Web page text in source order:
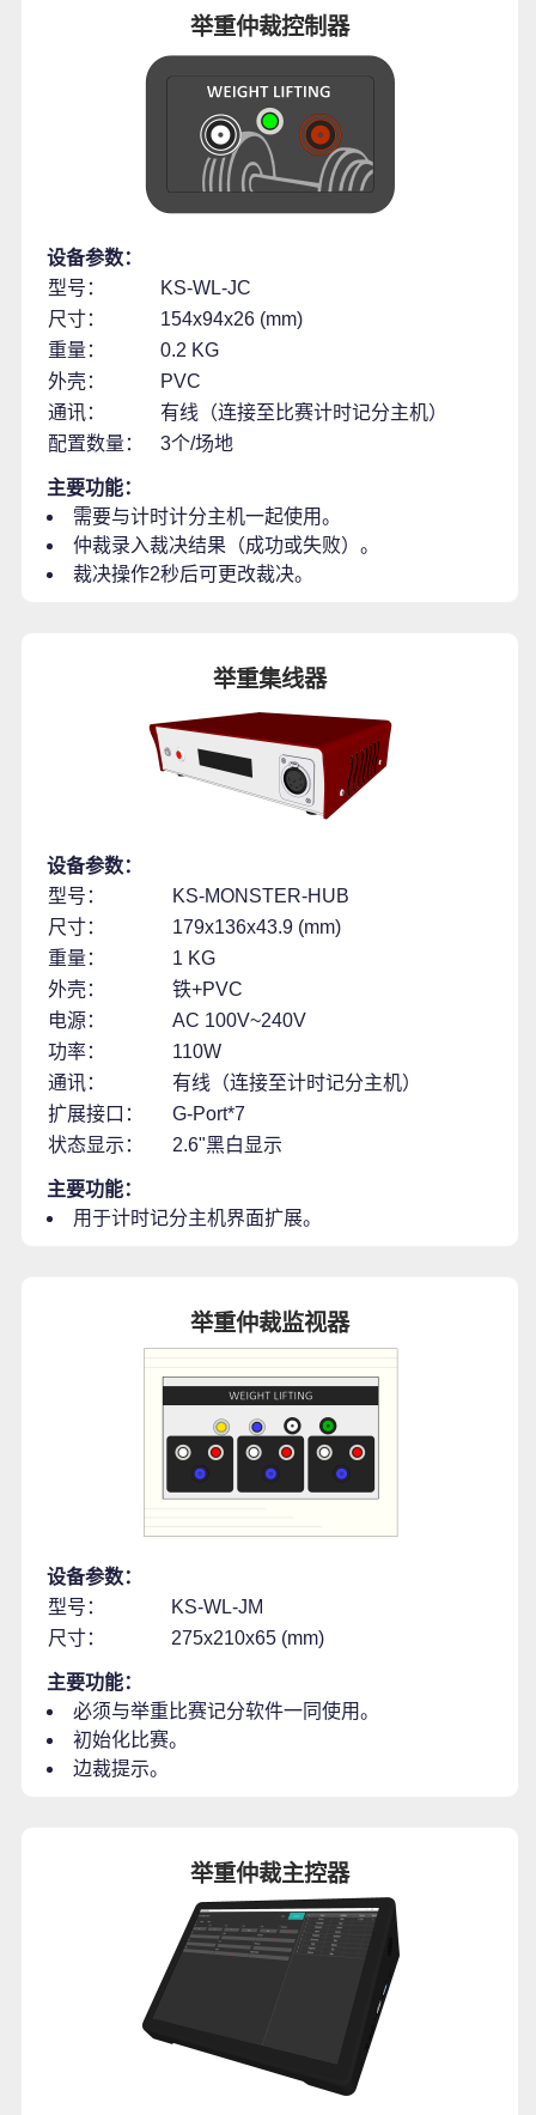
举重仲裁控制器
设备参数：
型号：
KS-WL-JC
尺寸：
154x94x26 (mm)
重量：
0.2 KG
外壳：
PVC
通讯：
有线（连接至比赛计时记分主机）
配置数量：
3个/场地
主要功能：
需要与计时计分主机一起使用。
仲裁录入裁决结果（成功或失败）。
裁决操作2秒后可更改裁决。
举重集线器
设备参数：
型号：
KS-MONSTER-HUB
尺寸：
179x136x43.9 (mm)
重量：
1 KG
外壳：
铁+PVC
电源：
AC 100V~240V
功率：
110W
通讯：
有线（连接至计时记分主机）
扩展接口：
G-Port*7
状态显示：
2.6"黑白显示
主要功能：
用于计时记分主机界面扩展。
举重仲裁监视器
设备参数：
型号：
KS-WL-JM
尺寸：
275x210x65 (mm)
主要功能：
必须与举重比赛记分软件一同使用。
初始化比赛。
边裁提示。
举重仲裁主控器